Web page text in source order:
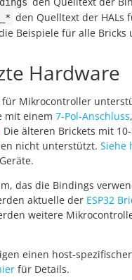
den Quelltext der HALs
Beispiele für alle Bricks
Hardware
für Mikrocontroller
mit einem 7-Pol-Anschluss
Die älteren Brickets mit
nicht unterstützt. Siehe
das die Bindings
aktuelle der ESP32
weitere
einen host-
für Details.